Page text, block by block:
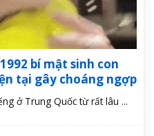
bí mật sinh con
tại gây choáng ngợp
ở Trung Quốc từ rất lâu ...